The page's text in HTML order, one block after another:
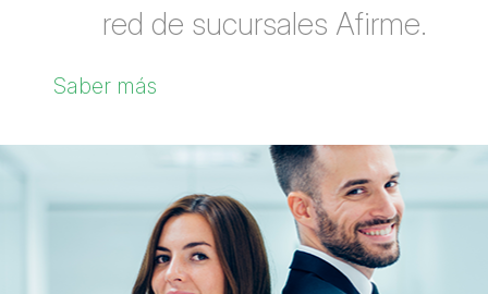
red de sucursales Afirme.
Saber más